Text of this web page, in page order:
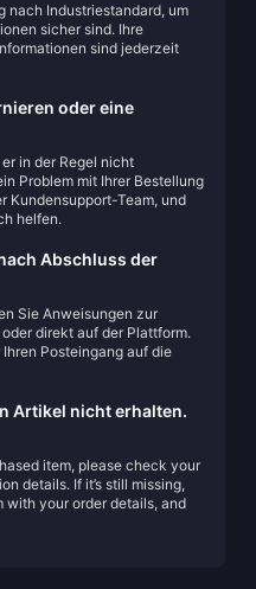
nach Industriestandard, um
sicher sind. Ihre
sind jederzeit
oder eine
in der Regel nicht
Problem mit Ihrer Bestellung
Kundensupport-Team, und
helfen.
Abschluss der
Sie Anweisungen zur
direkt auf der Plattform.
Posteingang auf die
Artikel nicht erhalten.
item, please check your
details. If it’s still missing,
with your order details, and